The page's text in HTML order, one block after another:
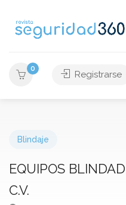
0
Registrarse
Blindaje
EQUIPOS
C.V.